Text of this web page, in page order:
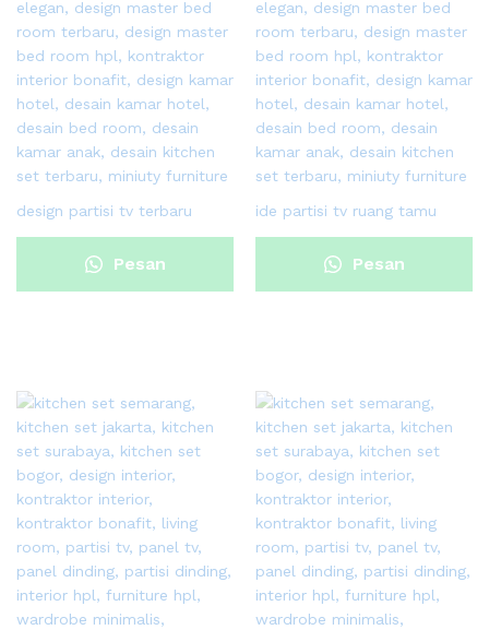
design partisi tv terbaru
Pesan
ide partisi tv ruang tamu
Pesan